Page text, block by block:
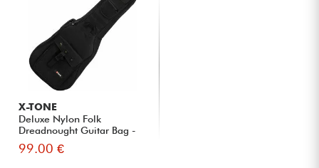
X-TONE
Deluxe Nylon Folk
Dreadnought Guitar Bag -
Black
99.00 €